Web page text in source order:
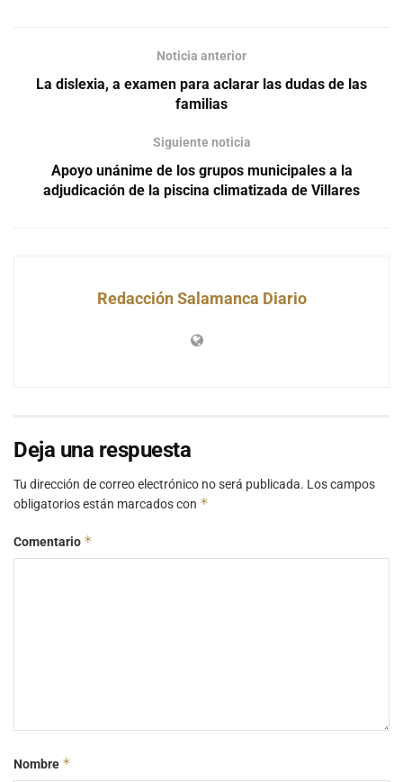
Noticia anterior
La dislexia, a examen para aclarar las dudas de las
familias
Siguiente noticia
Apoyo unánime de los grupos municipales a la
adjudicación de la piscina climatizada de Villares
Redacción Salamanca Diario
Deja una respuesta
Tu dirección de correo electrónico no será publicada. Los campos
obligatorios están marcados con *
Comentario *
Nombre *